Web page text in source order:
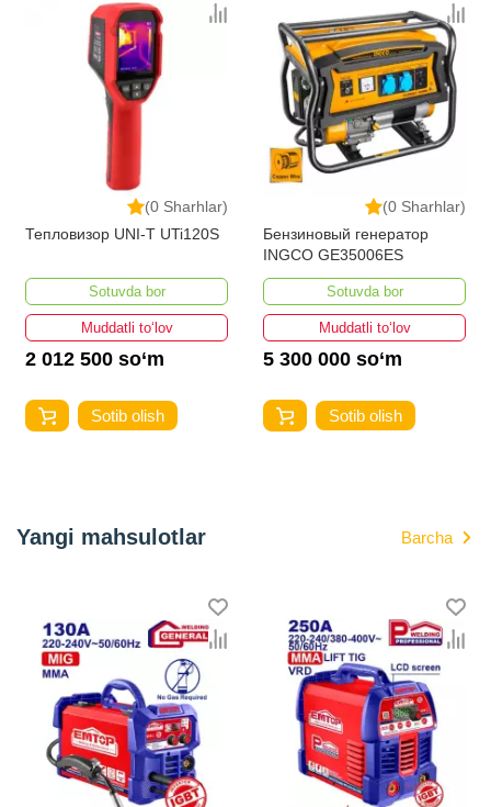
(0 Sharhlar)
Тепловизор UNI-T UTi120S
Sotuvda bor
Muddatli to‘lov
2 012 500 so‘m
Sotib olish
(0 Sharhlar)
Бензиновый генератор
INGCO GE35006ES
Sotuvda bor
Muddatli to‘lov
5 300 000 so‘m
Sotib olish
Yangi mahsulotlar Barcha